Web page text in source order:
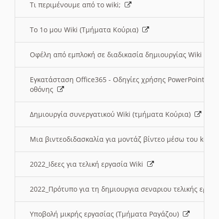
Τι περιμένουμε από το wiki;
Το 1ο μου Wiki (Τμήματα Κούρια)
Οφέλη από εμπλοκή σε διαδικασία δημιουργίας Wiki
Εγκατάσταση Office365 - Οδηγίες χρήσης PowerPoint
οθόνης
Δημιουργία συνεργατικού Wiki (τμήματα Κούρια)
Μια βιντεοδιδασκαλία για μοντάζ βίντεο μέσω του
2022_Ιδεες για τελική εργασία Wiki
2022_Πρότυπο για τη δημιουργια σεναριου τελικής
Υποβολή μικρής εργασίας (Τμήματα Ραγάζου)